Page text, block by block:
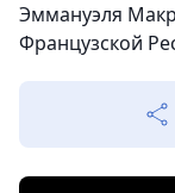
Эммануэля
Французской